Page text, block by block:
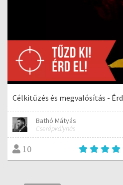
Célkitűzés és megvalósítás - Érd
Bathó Mátyás
Cserépkályhás
10